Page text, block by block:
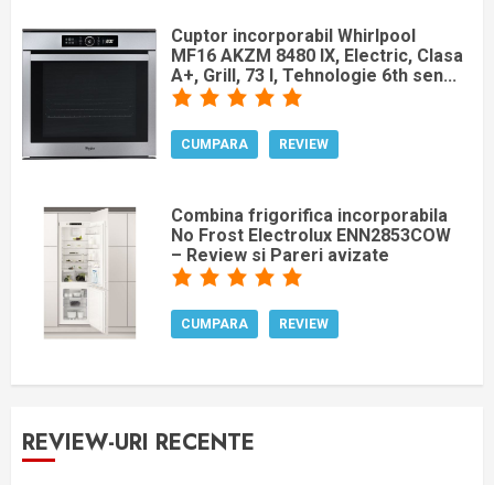
Cuptor incorporabil Whirlpool
MF16 AKZM 8480 IX, Electric, Clasa
A+, Grill, 73 l, Tehnologie 6th sen...
CUMPARA REVIEW
Combina frigorifica incorporabila
No Frost Electrolux ENN2853COW
– Review si Pareri avizate
CUMPARA REVIEW
REVIEW-URI RECENTE